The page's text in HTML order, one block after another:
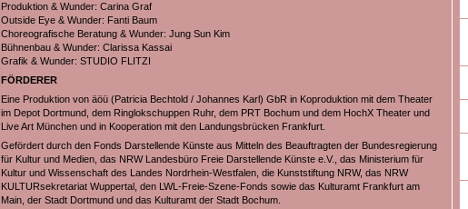
Produktion & Wunder: Carina Graf
Outside Eye & Wunder: Fanti Baum
Choreografische Beratung & Wunder: Jung Sun Kim
Bühnenbau & Wunder: Clarissa Kassai
Grafik & Wunder: STUDIO FLITZI
FÖRDERER
Eine Produktion von äöü (Patricia Bechtold / Johannes Karl) GbR in Koproduktion mit dem Theater
im Depot Dortmund, dem Ringlokschuppen Ruhr, dem PRT Bochum und dem HochX Theater und
Live Art München und in Kooperation mit den Landungsbrücken Frankfurt.
Gefördert durch den Fonds Darstellende Künste aus Mitteln des Beauftragten der Bundesregierung
für Kultur und Medien, das NRW Landesbüro Freie Darstellende Künste e.V., das Ministerium für
Kultur und Wissenschaft des Landes Nordrhein-Westfalen, die Kunststiftung NRW, das NRW
KULTURsekretariat Wuppertal, den LWL-Freie-Szene-Fonds sowie das Kulturamt Frankfurt am
Main, der Stadt Dortmund und das Kulturamt der Stadt Bochum.